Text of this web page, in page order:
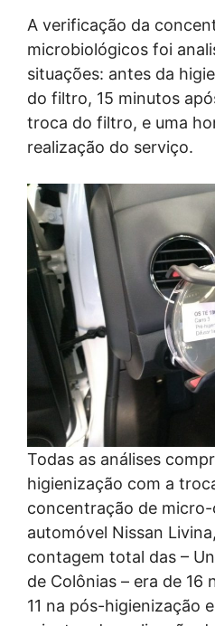
A verificação da
microbiológicos foi
situações: antes da
do filtro, 15 minutos
troca do filtro, e uma
realização do serviço.
Todas as análises
higienização com a
concentração de
automóvel Nissan
contagem total das –
de Colônias – era de 16
11 na pós-higienização